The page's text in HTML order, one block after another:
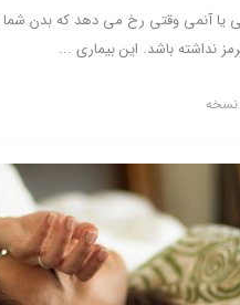
یا آنمی وقتی رخ می دهد که بدن شما
نداشته باشد. این بیماری ...
نسخه